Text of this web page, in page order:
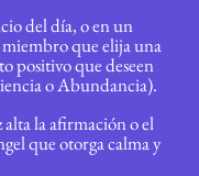
del día, o en un
que elija una
positivo que deseen
o Abundancia).
alta la afirmación o el
que otorga calma y